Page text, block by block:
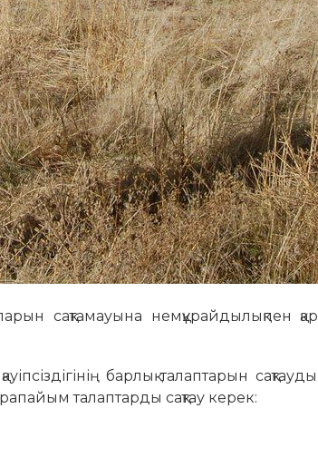
сақтамауына немқұрайдылықпен
барлық талаптарын
талаптарды сақтау керек: